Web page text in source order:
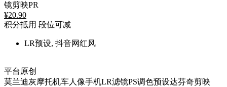
镜剪映PR
¥20.90
积分抵用 段位可减
LR预设, 抖音网红风
平台原创
莫兰迪灰摩托机车人像手机LR滤镜PS调色预设达芬奇剪映